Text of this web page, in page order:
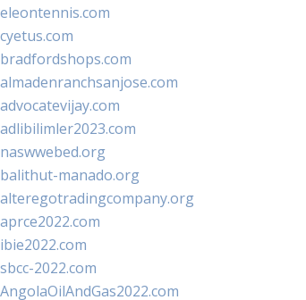
eleontennis.com
cyetus.com
bradfordshops.com
almadenranchsanjose.com
advocatevijay.com
adlibilimler2023.com
naswwebed.org
balithut-manado.org
alteregotradingcompany.org
aprce2022.com
ibie2022.com
sbcc-2022.com
AngolaOilAndGas2022.com